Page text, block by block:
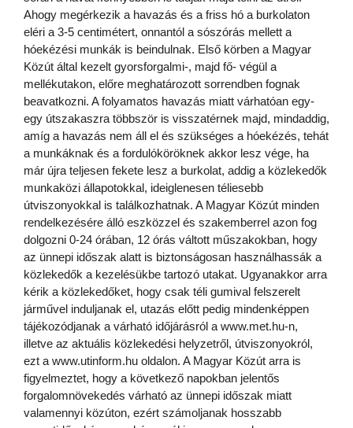
Ahogy megérkezik a havazás és a friss hó a burkolaton
eléri a 3-5 centimétert, onnantól a sószórás mellett a
hóekézési munkák is beindulnak. Első körben a Magyar
Közút által kezelt gyorsforgalmi-, majd fő- végül a
mellékutakon, előre meghatározott sorrendben fognak
beavatkozni. A folyamatos havazás miatt várhatóan egy-
egy útszakaszra többször is visszatérnek majd, mindaddig,
amíg a havazás nem áll el és szükséges a hóekézés, tehát
a munkáknak és a fordulóköröknek akkor lesz vége, ha
már újra teljesen fekete lesz a burkolat, addig a közlekedők
munkaközi állapotokkal, ideiglenesen téliesebb
útviszonyokkal is találkozhatnak. A Magyar Közút minden
rendelkezésére álló eszközzel és szakemberrel azon fog
dolgozni 0-24 órában, 12 órás váltott műszakokban, hogy
az ünnepi időszak alatt is biztonságosan használhassák a
közlekedők a kezelésükbe tartozó utakat. Ugyanakkor arra
kérik a közlekedőket, hogy csak téli gumival felszerelt
járművel induljanak el, utazás előtt pedig mindenképpen
tájékozódjanak a várható időjárásról a www.met.hu-n,
illetve az aktuális közlekedési helyzetről, útviszonyokról,
ezt a www.utinform.hu oldalon. A Magyar Közút arra is
figyelmeztet, hogy a következő napokban jelentős
forgalomnövekedés várható az ünnepi időszak miatt
valamennyi közúton, ezért számoljanak hosszabb